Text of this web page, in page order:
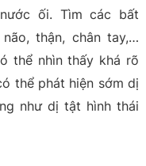
ối. Tìm các bất
thận, chân tay,…
thể nhìn thấy khá rõ
thể phát hiện sớm dị
như dị tật hình thái